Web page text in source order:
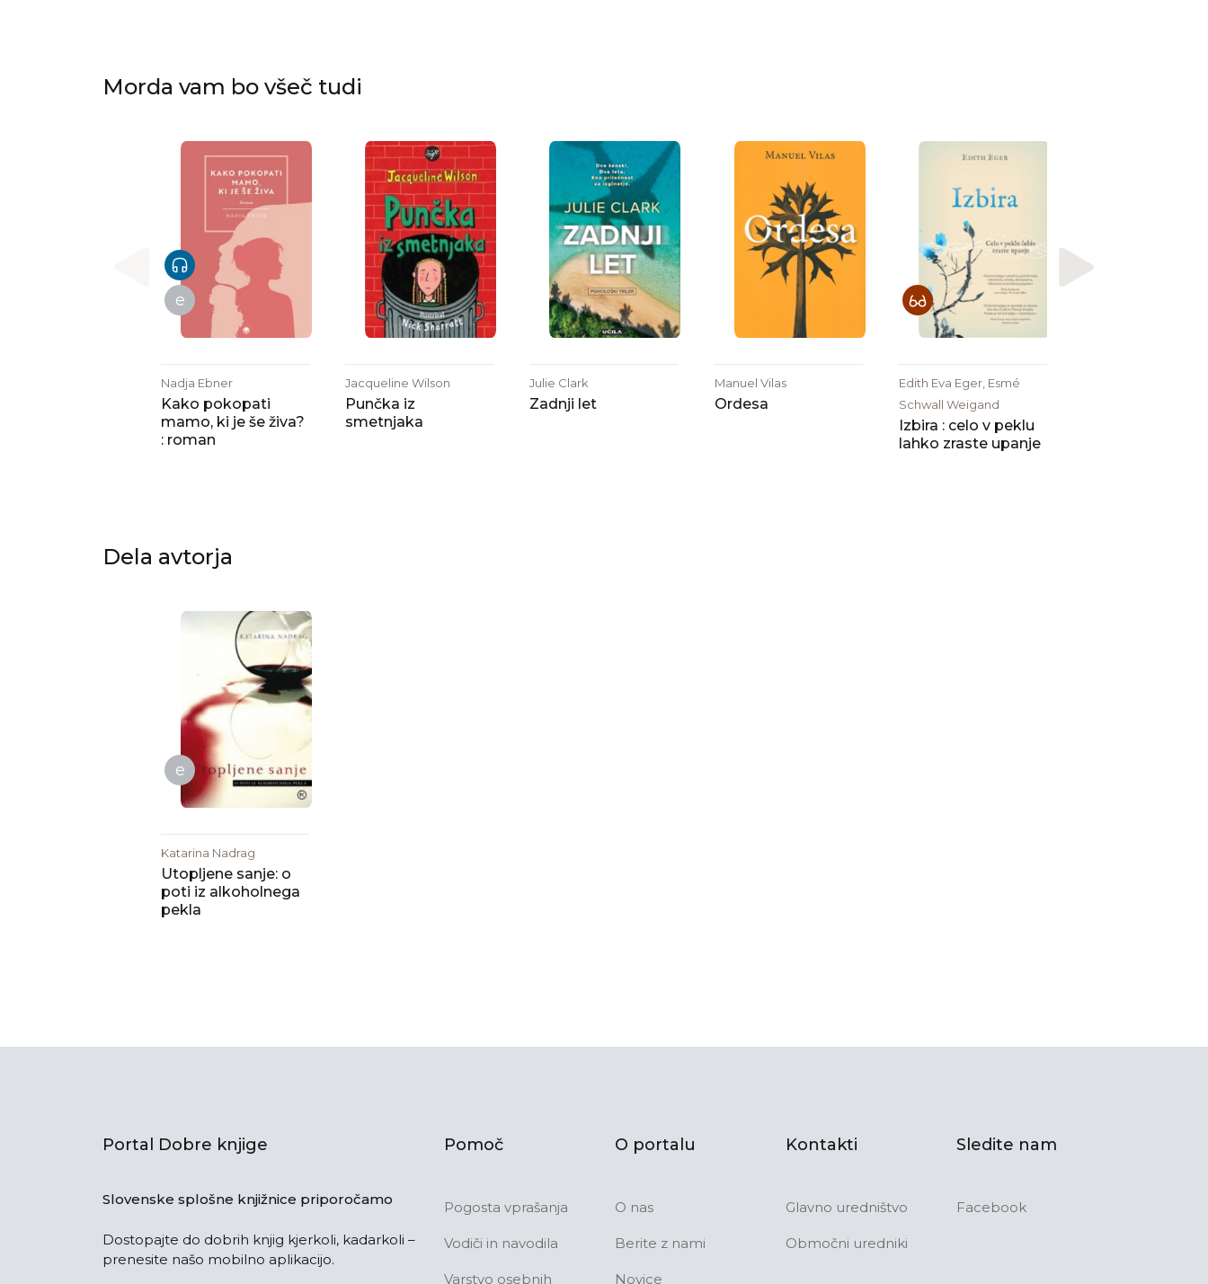
Morda vam bo všeč tudi
e
Nadja Ebner
Kako pokopati
mamo, ki je še živa?
: roman
Jacqueline Wilson
Punčka iz
smetnjaka
Julie Clark
Zadnji let
Manuel Vilas
Ordesa
Edith Eva Eger, Esmé
Schwall Weigand
Izbira : celo v peklu
lahko zraste upanje
Dela avtorja
e
Katarina Nadrag
Utopljene sanje: o
poti iz alkoholnega
pekla
Portal Dobre knjige
Slovenske splošne knjižnice priporočamo
Dostopajte do dobrih knjig kjerkoli, kadarkoli –
prenesite našo mobilno aplikacijo.
Pomoč
Pogosta vprašanja
Vodiči in navodila
Varstvo osebnih
O portalu
O nas
Berite z nami
Novice
Kontakti
Glavno uredništvo
Območni uredniki
Sledite nam
Facebook